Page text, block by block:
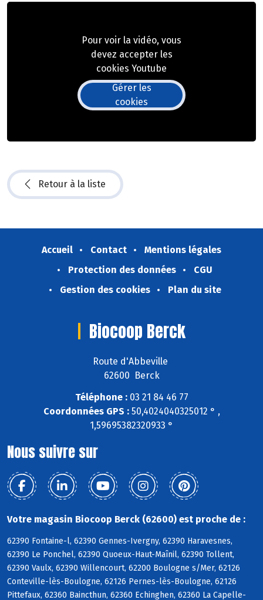
Pour voir la vidéo, vous
devez accepter les
cookies Youtube
Gérer les
cookies
Retour à la liste
Accueil Contact
Mentions légales
Protection des données
CGU
Gestion des cookies
Plan du site
Biocoop Berck
Route d'Abbeville
62600 Berck
Téléphone :03 21 84 46 77
Coordonnées GPS :50,4024040325012 ° ,
1,59695382320933 °
Nous suivre sur
Votre magasin Biocoop Berck (62600) est proche de :
62390 Fontaine-l, 62390 Gennes-Ivergny, 62390 Haravesnes,
62390 Le Ponchel, 62390 Quoeux-Haut-Maînil, 62390 Tollent,
62390 Vaulx, 62390 Willencourt, 62200 Boulogne s/Mer, 62126
Conteville-lès-Boulogne, 62126 Pernes-lès-Boulogne, 62126
Pittefaux, 62360 Baincthun, 62360 Echinghen, 62360 La Capelle-